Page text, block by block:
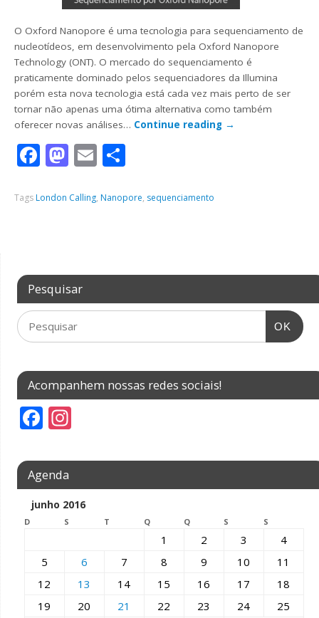
O Oxford Nanopore é uma tecnologia para sequenciamento de
nucleotídeos, em desenvolvimento pela Oxford Nanopore
Technology (ONT). O mercado do sequenciamento é
praticamente dominado pelos sequenciadores da Illumina
porém esta nova tecnologia está cada vez mais perto de ser
tornar não apenas uma ótima alternativa como também
oferecer novas análises… Continue reading →
Facebook
Mastodon
Email
Tags London Calling, Nanopore, sequenciamento
Pesquisar
OK
Acompanhem nossas redes sociais!
F
e
b
o
k
In
a
gr
a
Agenda
junho 2016
D S T Q Q S S
1 2 3
4
5
6 7 8 9 10
11
12
13 14 15 16 17
18
19
20 21 22 23 24
25